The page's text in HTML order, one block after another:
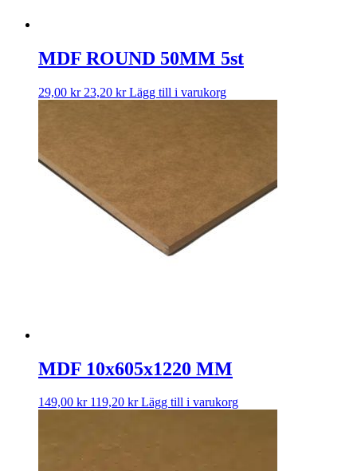
MDF ROUND 50MM 5st
29,00 kr 23,20 kr Lägg till i varukorg
MDF 10x605x1220 MM
149,00 kr 119,20 kr Lägg till i varukorg